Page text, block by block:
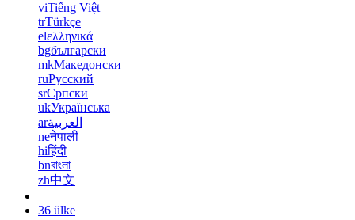
viTiếng Việt
trTürkçe
elελληνικά
bgбългарски
mkМакедонски
ruРусский
srСрпски
ukУкраїнська
arالعربية
neनेपाली
hiहिंदी
bnবাংলা
zh中文
36 ülke